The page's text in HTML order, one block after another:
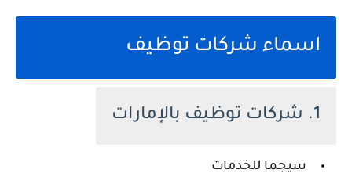
اسماء شركات توظيف
1. شركات توظيف بالإمارات
سيجما للخدمات